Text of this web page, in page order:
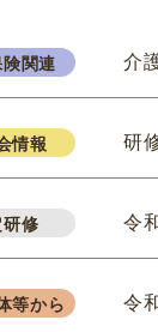
関連 介
情報 研
研修 令
等から 令